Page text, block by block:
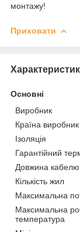
монтажу!
Приховати
Основні
Виробник
Країна виробник
Ізоляція
Гарантійний
Довжина кабелю
Кількість жил
Максимальна
Максимальна
температура